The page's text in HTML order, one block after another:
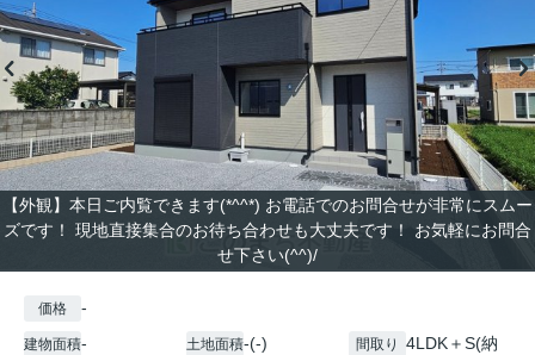
【外観】本日ご内覧できます(*^^*) お電話でのお問合せが非常にスムー
ズです！ 現地直接集合のお待ち合わせも大丈夫です！ お気軽にお問合
せ下さい(^^)/
価格 -
建物面積- 土地面積-(-) 間取り
4LDK＋S(納